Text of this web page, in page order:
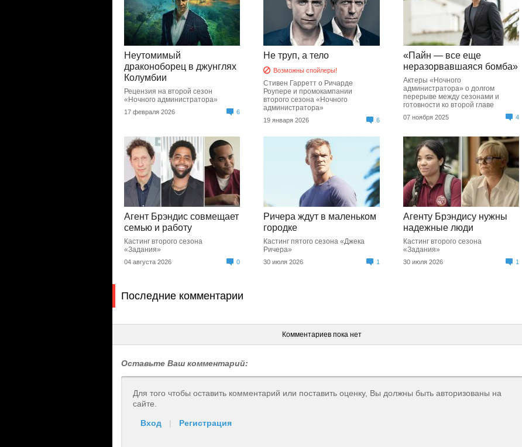
Неутомимый
драконоборец в джунглях
Колумбии
Рецензия на второй сезон
«Ночного администратора»
17 февраля 2026 6
Не труп, а тело
Возможны спойлеры!
Стивен Гарретт о Ричарде
Роупере и промокампании
второго сезона «Ночного
администратора»
19 января 2026 6
«Пайн — все еще
неразорвавшаяся бомба»
Актеры «Ночного
администратора» о долгом
перерыве между сезонами и
готовности ко второй главе
07 ноября 2025 4
Агент Брэндис совмещает
семью и работу
Кастинг второго сезона
«Задания»
04 августа 2026 0
Ричера ждут в маленьком
городке
Кастинг пятого сезона «Джека
Ричера»
30 июля 2026 1
Агенту Брэндису нужны
надежные люди
Кастинг второго сезона
«Задания»
30 июля 2026 1
Последние комментарии
Комментариев пока нет
Оставьте Ваш комментарий:
Для того чтобы оставить комментарий или поставить оценку, Вы должны быть авторизованы на
сайте.
Вход | Регистрация